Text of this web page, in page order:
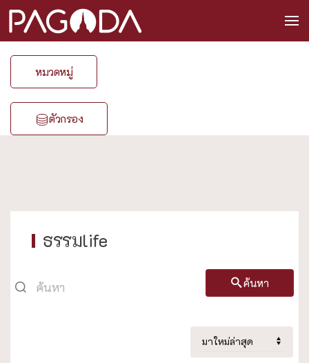
หมวดหมู่
ตัวกรอง
ธรรมlife
ค้นหา